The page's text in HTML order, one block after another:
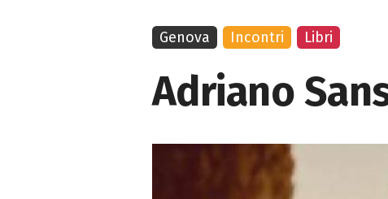
Adriano
Genova Incontri Libri